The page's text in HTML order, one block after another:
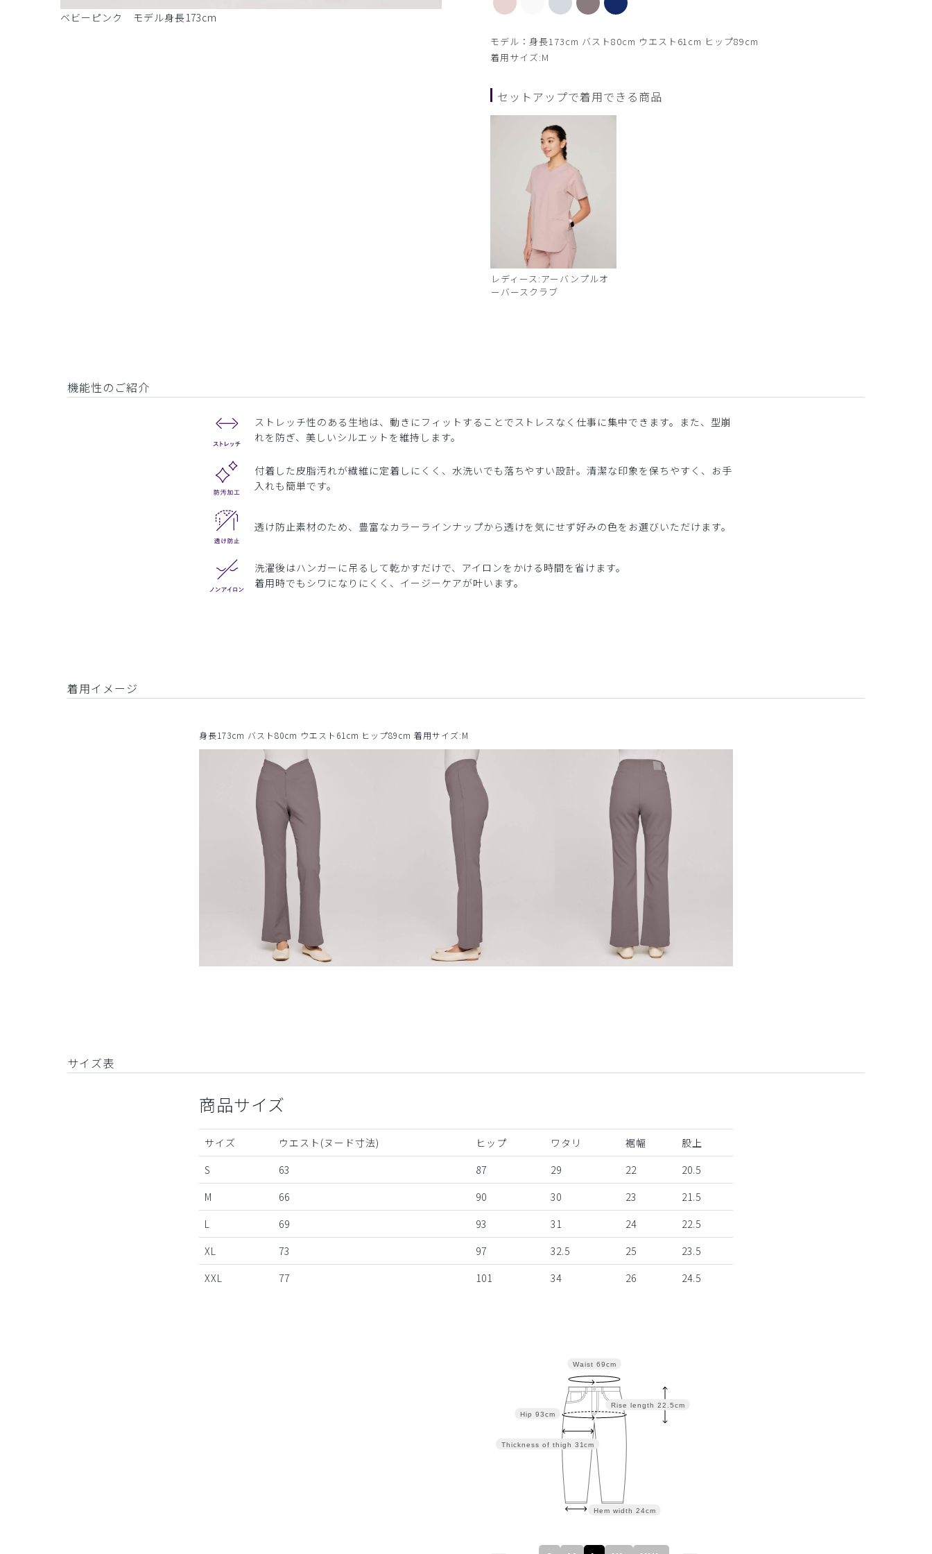
ベビーピンク モデル身長173cm 白 モデル身長173cm
モデル：身長173cm バスト80cm ウエスト61cm ヒップ89cm
着用サイズ:M
セットアップで着用できる商品
レディース:アーバンプルオ
ーバースクラブ
機能性のご紹介
ストレッチ性のある生地は、動きにフィットすることでストレスなく仕事に集中できます。また、型崩
れを防ぎ、美しいシルエットを維持します。
付着した皮脂汚れが繊維に定着しにくく、水洗いでも落ちやすい設計。清潔な印象を保ちやすく、お手
入れも簡単です。
透け防止素材のため、豊富なカラーラインナップから透けを気にせず好みの色をお選びいただけます。
洗濯後はハンガーに吊るして乾かすだけで、アイロンをかける時間を省けます。
着用時でもシワになりにくく、イージーケアが叶います。
着用イメージ
身長173cm バスト80cm ウエスト61cm ヒップ89cm 着用サイズ:M
サイズ表
商品サイズ
サイズ ウエスト(ヌード寸法) ヒップ ワタリ 裾幅
股上
S
63 87 29 22
20.5
M
66 90 30 23
21.5
L
69 93 31 24
22.5
XL
73 97 32.5 25
23.5
XXL
77 101 34 26 24.5
Rise length 22.5cm
Hem width 24cm
Thickness of thigh 31cm
Hip 93cm
Waist 69cm